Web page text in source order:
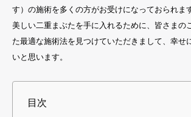
す）の施術を多くの方がお受けになっておられま
美しい二重まぶたを手に入れるために、皆さまの
た最適な施術法を見つけていただきまして、幸せ
いと思います。
目次